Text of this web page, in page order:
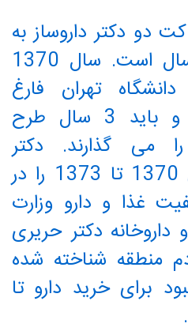
دو دکتر داروساز به
مدت بیش از 26 سال است. سال 1370
تهران فارغ
التحصیل شده بود و باید 3 سال طرح
می گذارند. دکتر
میرنظامی سال های 1370 تا 1373 را در
غذا و دارو وزارت
دکتر حریری
منطقه شناخته شده
برای خرید دارو تا